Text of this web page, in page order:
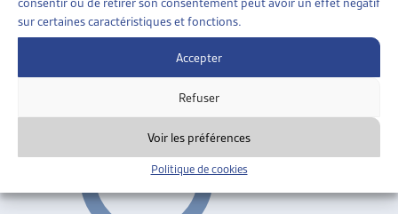
sur certaines caractéristiques et fonctions.
Accepter
Refuser
Voir les préférences
Politique de cookies
2013